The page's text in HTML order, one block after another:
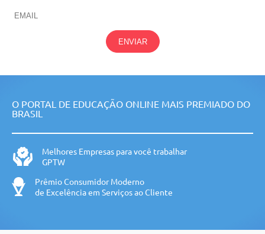
ENVIAR
O PORTAL DE EDUCAÇÃO ONLINE MAIS PREMIADO DO
BRASIL
Melhores Empresas para você trabalhar
GPTW
Prêmio Consumidor Moderno
de Excelência em Serviços ao Cliente